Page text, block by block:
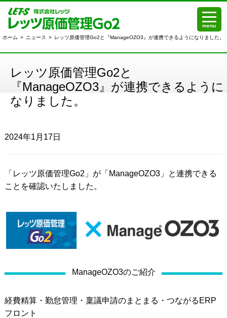
menu
ホーム > ニュース > レッツ原価管理Go2と『ManageOZO3』が連携できるようになりました。
レッツ原価管理Go2と
『ManageOZO3』が連携できるように
なりました。
2024年1月17日
「レッツ原価管理Go2」が「ManageOZO3」と連携できる
ことを確認いたしました。
ManageOZO3のご紹介
経費精算・勤怠管理・稟議申請のまとまる・つながるERP
フロント